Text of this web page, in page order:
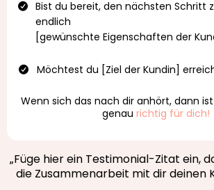
Bist du bereit, den nächsten Schritt
endlich
[gewünschte Eigenschaften der
Möchtest du [Ziel der Kundin]
Wenn sich das nach dir anhört, dann
genau richtig für dich!
„Füge hier ein Testimonial-Zitat ein,
die Zusammenarbeit mit dir deinen